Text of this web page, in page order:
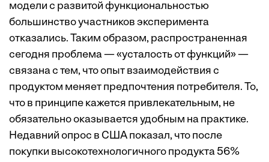
модели с развитой функциональностью
большинство участников эксперимента
отказались. Таким образом, распространенная
сегодня проблема — «усталость от функций» —
связана с тем, что опыт взаимодействия с
продуктом меняет предпочтения потребителя. То,
что в принципе кажется привлекательным, не
обязательно оказывается удобным на практике.
Недавний опрос в США показал, что после
покупки высокотехнологичного продукта 56%